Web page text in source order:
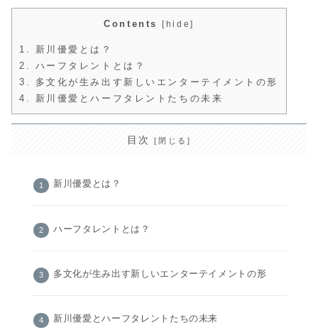
Contents [ hide]
1.
新川優愛とは？
2.
ハーフタレントとは？
3.
多文化が生み出す新しいエンターテイメントの形
4.
新川優愛とハーフタレントたちの未来
目次
新川優愛とは？
ハーフタレントとは？
多文化が生み出す新しいエンターテイメントの形
新川優愛とハーフタレントたちの未来